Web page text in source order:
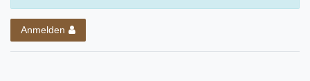
Anmelden